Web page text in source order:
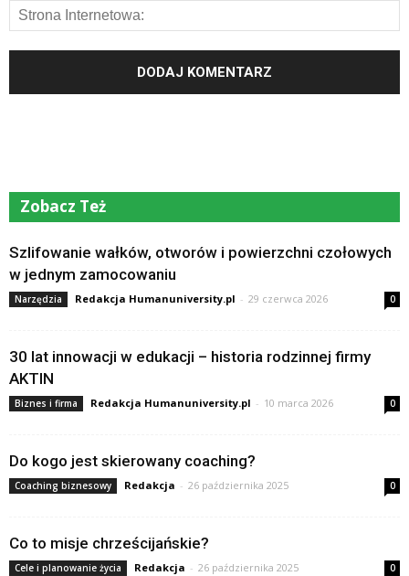
Zobacz Też
Szlifowanie wałków, otworów i powierzchni czołowych
w jednym zamocowaniu
Narzędzia Redakcja Humanuniversity.pl - 29 czerwca 2026 0
30 lat innowacji w edukacji – historia rodzinnej firmy
AKTIN
Biznes i firma Redakcja Humanuniversity.pl - 10 marca 2026 0
Do kogo jest skierowany coaching?
Coaching biznesowy Redakcja - 26 października 2025 0
Co to misje chrześcijańskie?
Cele i planowanie życia Redakcja - 26 października 2025 0